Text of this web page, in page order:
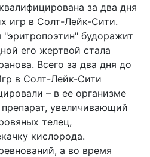
за два дня
игр в Солт-Лейк-Сити.
будоражит
его жертвой стала
Всего за два дня до
в Солт-Лейк-Сити
– в ее организме
увеличивающий
телец,
кислорода.
а во время